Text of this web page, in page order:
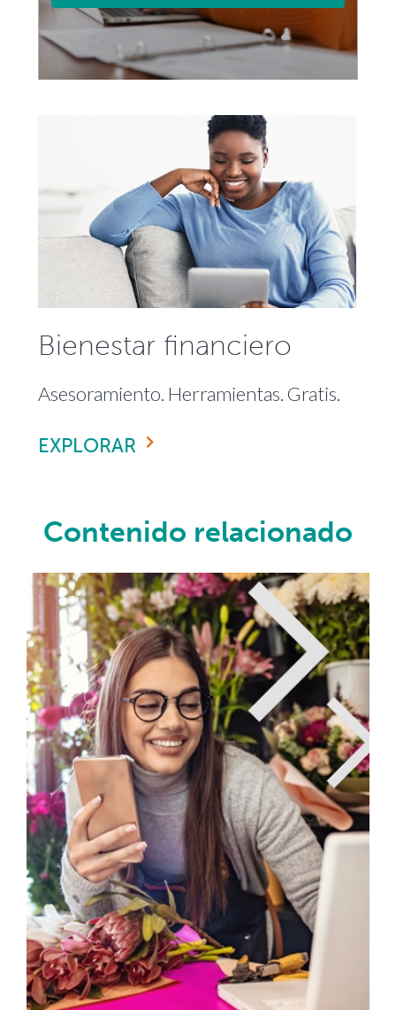
Bienestar financiero
Asesoramiento. Herramientas. Gratis.
EXPLORAR
Contenido relacionado